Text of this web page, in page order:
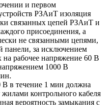
и первом
РЗАиТ изоляция
связанных цепей РЗАиТ и
присоединения, а
не связанными цепями,
панели, за исключением
на рабочее напряжение 60 В
1000 В
в течение 1 мин должна
контрольного кабеля
вероятность замыкания с